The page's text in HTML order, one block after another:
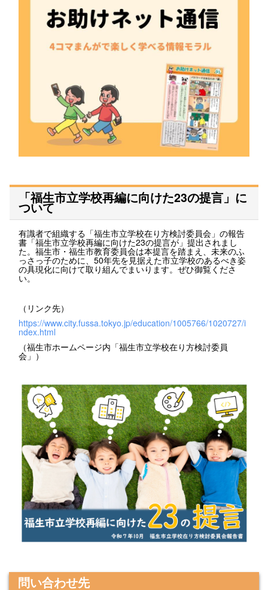
「福生市立学校再編に向けた23の提言」に
ついて
有識者で組織する「福生市立学校在り方検討委員会」の報告
書「福生市立学校再編に向けた23の提言が」提出されまし
た。福生市・福生市教育委員会は本提言を踏まえ、未来のふ
っさっ子のために、50年先を見据えた市立学校のあるべき姿
の具現化に向けて取り組んでまいります。ぜひ御覧くださ
い。
（リンク先）
https://www.city.fussa.tokyo.jp/education/1005766/1020727/i
ndex.html
（福生市ホームページ内「福生市立学校在り方検討委員
会」）
問い合わせ先